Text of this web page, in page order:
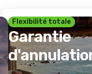
Flexibilité totale
Garantie